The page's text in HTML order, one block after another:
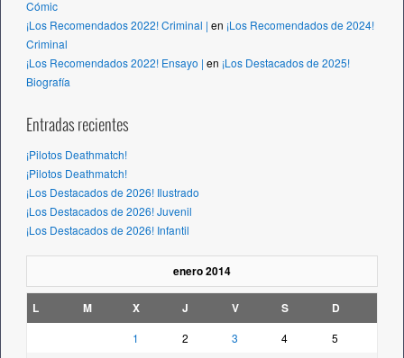
Cómic
¡Los Recomendados 2022! Criminal | en ¡Los Recomendados de 2024!
Criminal
¡Los Recomendados 2022! Ensayo | en ¡Los Destacados de 2025!
Biografía
Entradas recientes
¡Pilotos Deathmatch!
¡Pilotos Deathmatch!
¡Los Destacados de 2026! Ilustrado
¡Los Destacados de 2026! Juvenil
¡Los Destacados de 2026! Infantil
enero 2014
L M X J V S D
1 2 3 4
5